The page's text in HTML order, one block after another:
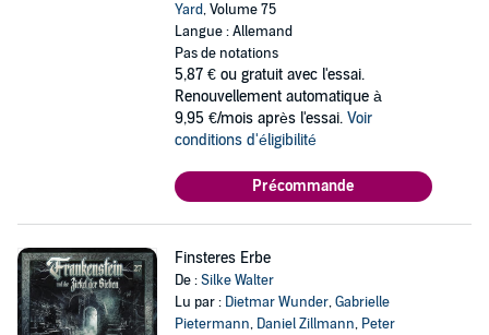
Yard, Volume 75
Langue : Allemand
Pas de notations
5,87 € ou gratuit avec l'essai.
Renouvellement automatique à
9,95 €/mois après l'essai. Voir
conditions d'éligibilité
Précommande
Finsteres Erbe
De :Silke Walter
Lu par : Dietmar Wunder,Gabrielle
Pietermann, Daniel Zillmann, Peter